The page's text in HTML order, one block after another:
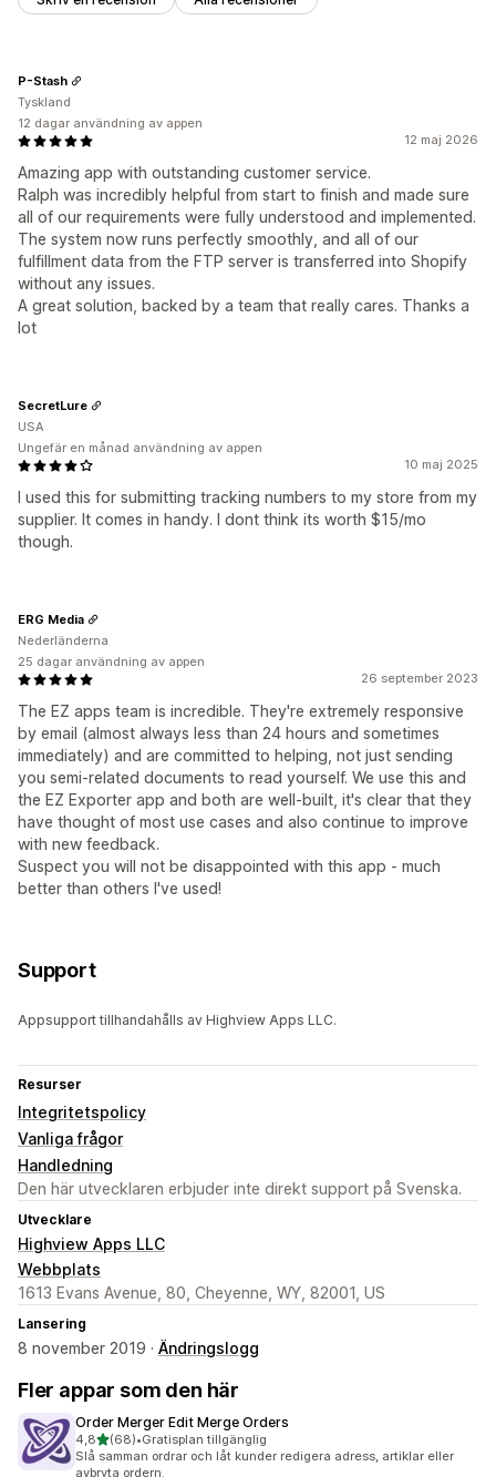
12 maj 2026
Amazing app with outstanding customer service.
Ralph was incredibly helpful from start to finish and made sure
all of our requirements were fully understood and implemented.
The system now runs perfectly smoothly, and all of our
fulfillment data from the FTP server is transferred into Shopify
without any issues.
A great solution, backed by a team that really cares. Thanks a
lot
P-Stash
Tyskland
12 dagar användning av appen
10 maj 2025
I used this for submitting tracking numbers to my store from my
supplier. It comes in handy. I dont think its worth $15/mo
though.
SecretLure
USA
Ungefär en månad användning av appen
26 september 2023
The EZ apps team is incredible. They're extremely responsive
by email (almost always less than 24 hours and sometimes
immediately) and are committed to helping, not just sending
you semi-related documents to read yourself. We use this and
the EZ Exporter app and both are well-built, it's clear that they
have thought of most use cases and also continue to improve
with new feedback.
Suspect you will not be disappointed with this app - much
better than others I've used!
ERG Media
Nederländerna
25 dagar användning av appen
Support
Appsupport tillhandahålls av Highview Apps LLC.
Resurser
Integritetspolicy
Vanliga frågor
Handledning
Den här utvecklaren erbjuder inte direkt support på Svenska.
Utvecklare
Highview Apps LLC
Webbplats
1613 Evans Avenue, 80, Cheyenne, WY, 82001, US
Lansering
8 november 2019 · Ändringslogg
Fler appar som den här
Order Merger Edit Merge Orders
4,8av 5 stjärnor
(68)
68 recensioner totalt
•Gratisplan tillgänglig
Slå samman ordrar och låt kunder redigera adress, artiklar eller
avbryta ordern.